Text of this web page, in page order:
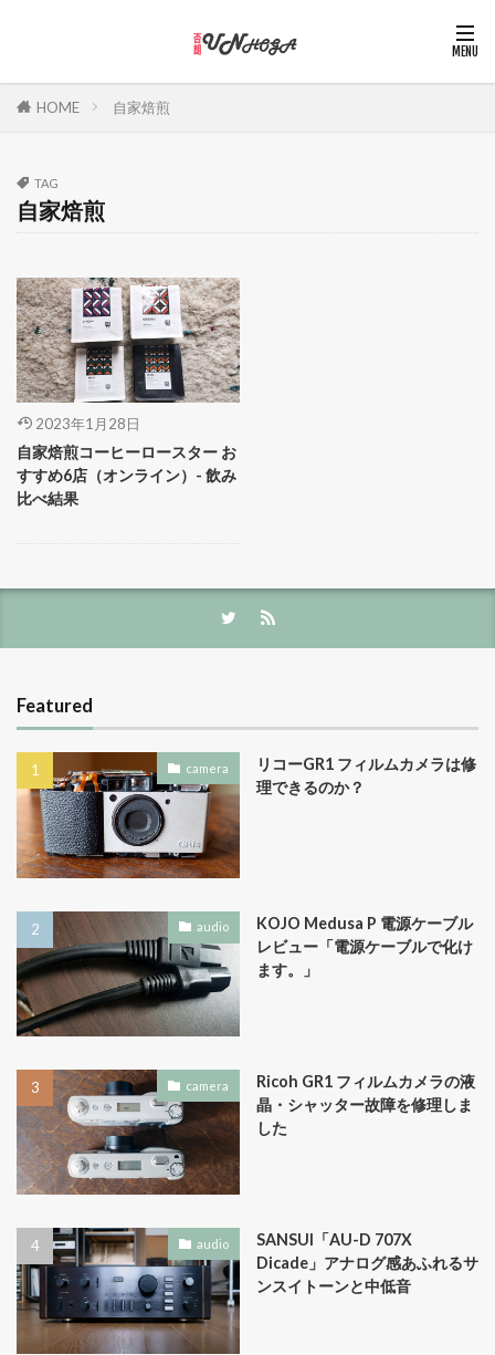
HOME 自家焙煎
TAG
自家焙煎
2023年1月28日
自家焙煎コーヒーロースター お
すすめ6店（オンライン）- 飲み
比べ結果
Featured
camera
リコーGR1 フィルムカメラは修
理できるのか？
audio
KOJO Medusa P 電源ケーブル
レビュー「電源ケーブルで化け
ます。」
camera
Ricoh GR1 フィルムカメラの液
晶・シャッター故障を修理しま
した
audio
SANSUI「AU-D 707X
Dicade」アナログ感あふれるサ
ンスイトーンと中低音